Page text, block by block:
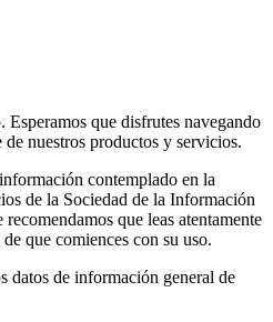
que disfrutes navegando
nuestros productos y servicios.
contemplado en la
de la Sociedad de la Información
que leas atentamente
que comiences con su uso.
datos de información general de